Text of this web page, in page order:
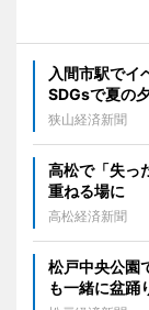
入間市駅でイ
SDGsで夏の
狭山経済新聞
高松で「失っ
重ねる場に
高松経済新聞
松戸中央公園
も一緒に盆踊